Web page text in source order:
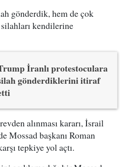
gönderdik, hem de çok
kendilerine
İranlı protestoculara
gönderdiklerini itiraf
alınması kararı, İsrail
Mossad başkanı Roman
tepkiye yol açtı.